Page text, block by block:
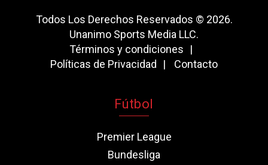
Todos Los Derechos Reservados © 2026.
Unanimo Sports Media LLC.
Términos y condiciones
Políticas de Privacidad
Contacto
Fútbol
Premier League
Bundesliga